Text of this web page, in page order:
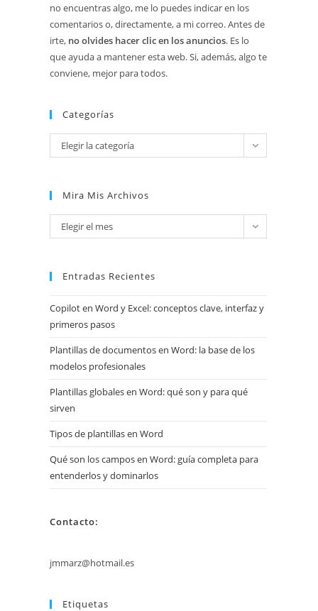
no encuentras algo, me lo puedes indicar en los
comentarios o, directamente, a mi correo. Antes de
irte, no olvides hacer clic en los anuncios. Es lo
que ayuda a mantener esta web. Si, además, algo te
conviene, mejor para todos.
Categorías
Categorías
Elegir la categoría
Mira Mis Archivos
Mira
mis
Elegir el mes
Entradas Recientes
Copilot en Word y Excel: conceptos clave, interfaz y
primeros pasos
Plantillas de documentos en Word: la base de los
modelos profesionales
Plantillas globales en Word: qué son y para qué
sirven
Tipos de plantillas en Word
Qué son los campos en Word: guía completa para
entenderlos y dominarlos
Contacto:
jmmarz@hotmail.es
Etiquetas